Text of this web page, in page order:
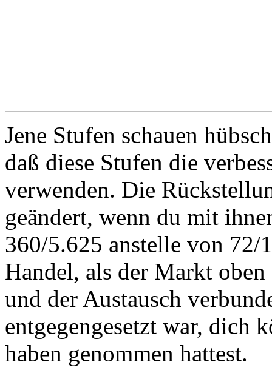
Jene Stufen schauen
daß diese Stufen die
verwenden. Die
geändert, wenn du mit
360/5.625 anstelle von 72/
Handel, als der Markt
und der Austausch
entgegengesetzt war, dich
haben genommen hattest.